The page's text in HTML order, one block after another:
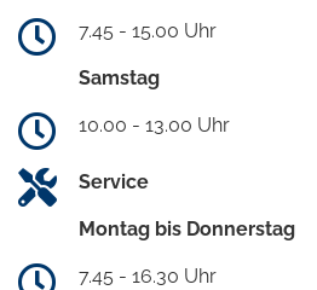
7.45 - 15.00 Uhr
Samstag
10.00 - 13.00 Uhr
Service
Montag bis Donnerstag
7.45 - 16.30 Uhr